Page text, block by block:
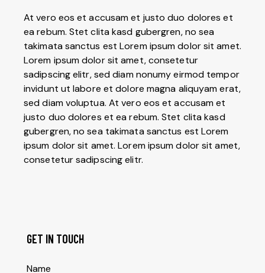
At vero eos et accusam et justo duo dolores et
ea rebum. Stet clita kasd gubergren, no sea
takimata sanctus est Lorem ipsum dolor sit amet.
Lorem ipsum dolor sit amet, consetetur
sadipscing elitr, sed diam nonumy eirmod tempor
invidunt ut labore et dolore magna aliquyam erat,
sed diam voluptua. At vero eos et accusam et
justo duo dolores et ea rebum. Stet clita kasd
gubergren, no sea takimata sanctus est Lorem
ipsum dolor sit amet. Lorem ipsum dolor sit amet,
consetetur sadipscing elitr.
GET IN TOUCH